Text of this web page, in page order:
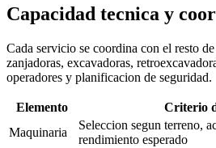
Capacidad tecnica y
Cada servicio se coordina con el resto
zanjadoras, excavadoras,
operadores y planificacion de seguridad.
Elemento
Criterio
Maquinaria
Seleccion segun terreno,
rendimiento esperado